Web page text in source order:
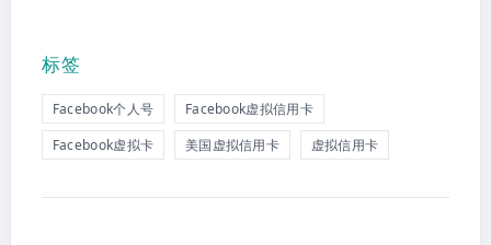
标签
Facebook个人号
Facebook虚拟信用卡
Facebook虚拟卡
美国虚拟信用卡 虚拟信用卡